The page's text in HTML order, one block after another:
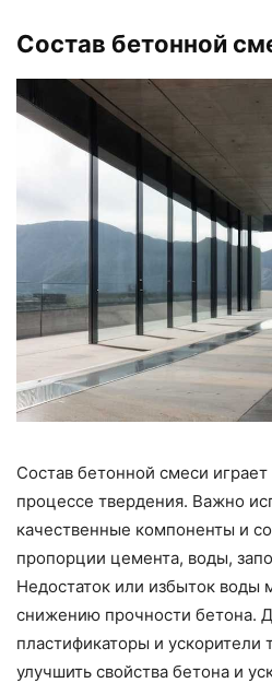
Состав бетонной
Состав бетонной смеси
процессе твердения. Важно
качественные компоненты и
пропорции цемента, воды,
Недостаток или избыток воды
снижению прочности бетона.
пластификаторы и ускорители
улучшить свойства бетона и